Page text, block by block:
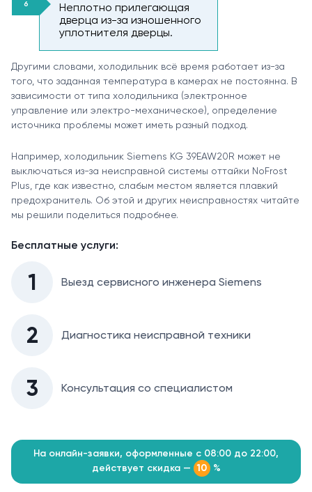
Неплотно прилегающая
дверца из-за изношенного
уплотнителя дверцы.
Другими словами, холодильник всё время работает из-за
того, что заданная температура в камерах не постоянна. В
зависимости от типа холодильника (электронное
управление или электро-механическое), определение
источника проблемы может иметь разный подход.
Например, холодильник Siemens KG 39EAW20R может не
выключаться из-за неисправной системы оттайки NoFrost
Plus, где как известно, слабым местом является плавкий
предохранитель. Об этой и других неисправностях читайте
мы решили поделиться подробнее.
Бесплатные услуги:
1 Выезд сервисного инженера Siemens
2 Диагностика неисправной техники
3 Консультация со специалистом
На онлайн-заявки, оформленные с 08:00 до 22:00,
действует скидка — 10 %